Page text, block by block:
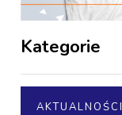
Kategorie
AKTUALNOŚCI